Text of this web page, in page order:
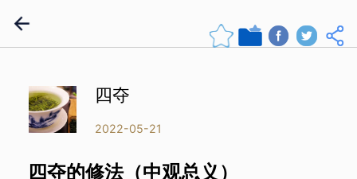
四夺
2022-05-21
四夺的修法（中观总义）